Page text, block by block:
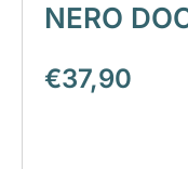
NERO
€37,90